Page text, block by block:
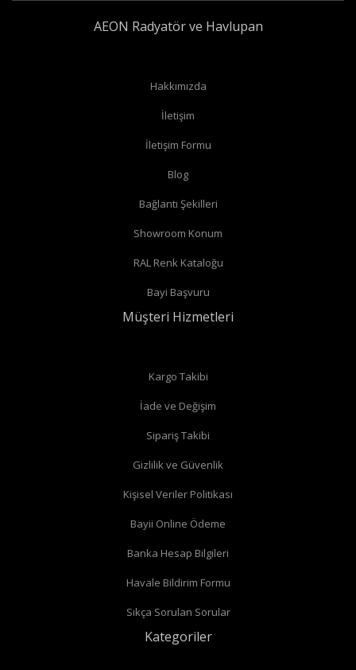
Radyatör borularınız yerden çıkıyor ve radyatörünüzün yan
Radyatör borularınız yerden çıkıyor ve radyatörünüzün alt
düz vanaalabilirsiniz.
Radyatör borularınız duvardan çıkıyor ve radyatörün yan
köşe vana
alabilirsiniz.
Radyatör borularınız duvardan çıkıyor ve radyatörün arka
düz vanaalabilirsiniz.
Düz radyatör vanalarında
AEON Radyatör ve Havlupan
Hakkımızda
İletişim
İletişim Formu
Blog
Bağlantı Şekilleri
Showroom Konum
RAL Renk Kataloğu
Bayi Başvuru
Müşteri Hizmetleri
Kargo Takibi
İade ve Değişim
Sipariş Takibi
Gizlilik ve Güvenlik
Kişisel Veriler Politikası
Bayii Online Ödeme
Banka Hesap Bilgileri
Havale Bildirim Formu
Sıkça Sorulan Sorular
Kategoriler